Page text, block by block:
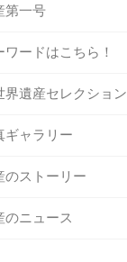
第一号
ワードはこちら！
界遺産セレクション
ギャラリー
のストーリー
のニュース